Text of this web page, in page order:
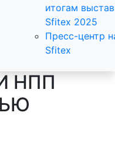
итогам
Sfitex 2025
Пресс-центр
Sfitex
НПП